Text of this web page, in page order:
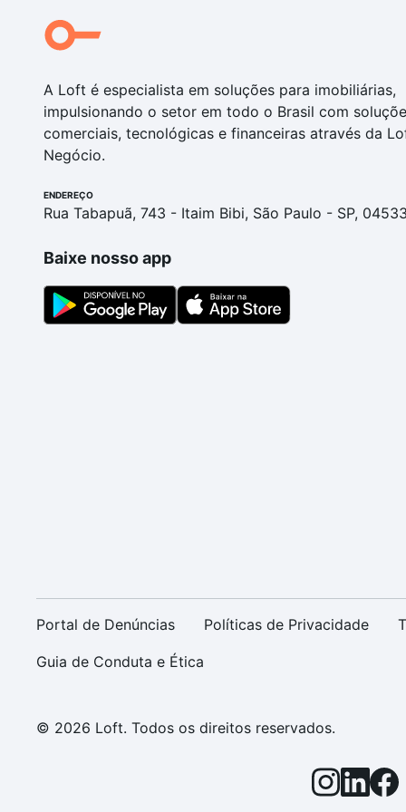
A Loft é especialista em soluções para imobiliárias,
impulsionando o setor em todo o Brasil com
comerciais, tecnológicas e financeiras através da
Negócio.
ENDEREÇO
Rua Tabapuã, 743 - Itaim Bibi, São Paulo - SP,
Baixe nosso app
Portal de Denúncias Políticas de Privacidade
Guia de Conduta e Ética
© 2026 Loft. Todos os direitos reservados.